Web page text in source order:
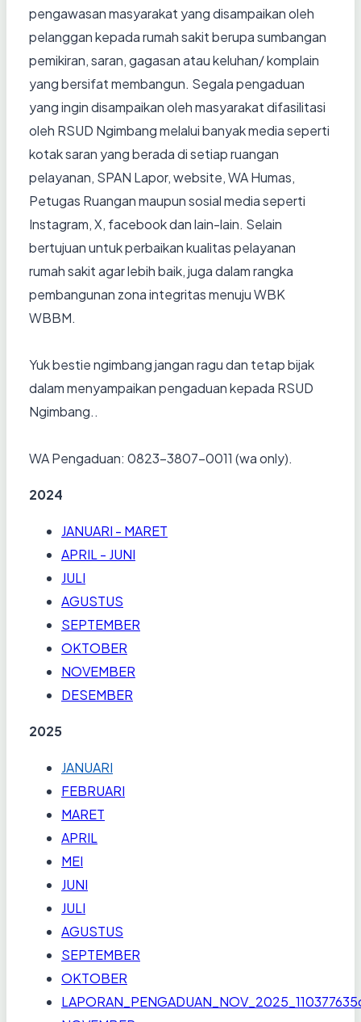
pengawasan masyarakat yang disampaikan oleh
pelanggan kepada rumah sakit berupa sumbangan
pemikiran, saran, gagasan atau keluhan/ komplain
yang bersifat membangun. Segala pengaduan
yang ingin disampaikan oleh masyarakat difasilitasi
oleh RSUD Ngimbang melalui banyak media seperti
kotak saran yang berada di setiap ruangan
pelayanan, SPAN Lapor, website, WA Humas,
Petugas Ruangan maupun sosial media seperti
Instagram, X, facebook dan lain-lain. Selain
bertujuan untuk perbaikan kualitas pelayanan
rumah sakit agar lebih baik, juga dalam rangka
pembangunan zona integritas menuju WBK
WBBM.
Yuk bestie ngimbang jangan ragu dan tetap bijak
dalam menyampaikan pengaduan kepada RSUD
Ngimbang..
WA Pengaduan: 0823-3807-0011 (wa only).
2024
JANUARI - MARET
APRIL - JUNI
JULI
AGUSTUS
SEPTEMBER
OKTOBER
NOVEMBER
DESEMBER
2025
JANUARI
FEBRUARI
MARET
APRIL
MEI
JUNI
JULI
AGUSTUS
SEPTEMBER
OKTOBER